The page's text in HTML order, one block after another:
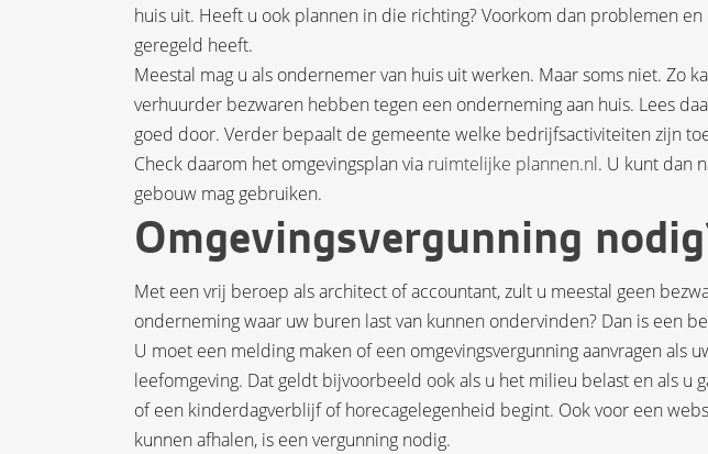
huis uit. Heeft u ook plannen in die richting? Voorkom dan problemen en
geregeld heeft.
Meestal mag u als ondernemer van huis uit werken. Maar soms niet. Zo
verhuurder bezwaren hebben tegen een onderneming aan huis. Lees
goed door. Verder bepaalt de gemeente welke bedrijfsactiviteiten zijn
Check daarom het omgevingsplan via ruimtelijke plannen.nl. U kunt dan
gebouw mag gebruiken.
Omgevingsvergunning
Met een vrij beroep als architect of accountant, zult u meestal geen
onderneming waar uw buren last van kunnen ondervinden? Dan is een
U moet een melding maken of een omgevingsvergunning aanvragen als
leefomgeving. Dat geldt bijvoorbeeld ook als u het milieu belast en als u
of een kinderdagverblijf of horecagelegenheid begint. Ook voor een
kunnen afhalen, is een vergunning nodig.